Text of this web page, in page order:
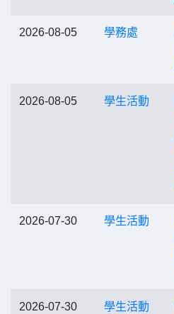
2026-08-05 學務處
2026-08-05 學生活動
2026-07-30 學生活動
2026-07-30 學生活動